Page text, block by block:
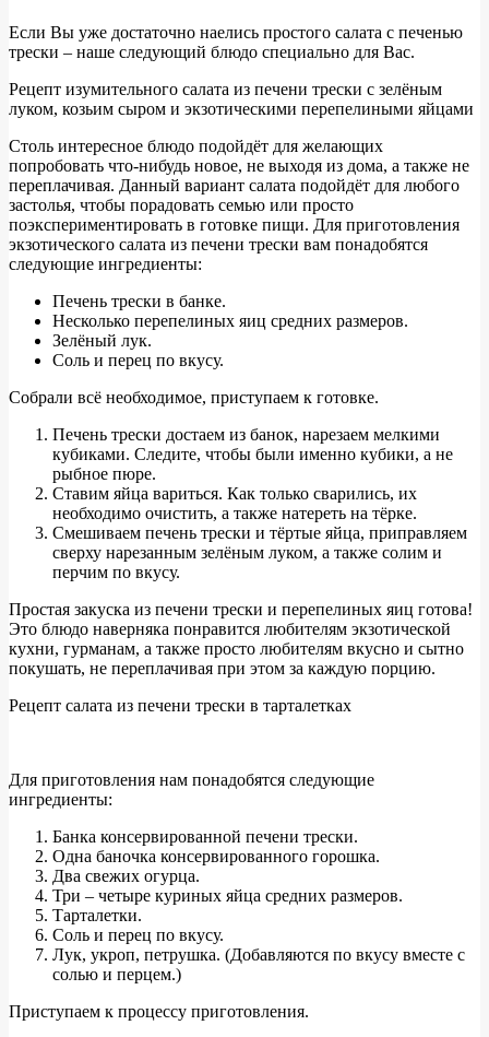
Если Вы уже достаточно наелись простого салата с печенью
трески – наше следующий блюдо специально для Вас.
Рецепт изумительного салата из печени трески с зелёным
луком, козьим сыром и экзотическими перепелиными яйцами
Столь интересное блюдо подойдёт для желающих
попробовать что-нибудь новое, не выходя из дома, а также не
переплачивая. Данный вариант салата подойдёт для любого
застолья, чтобы порадовать семью или просто
поэкспериментировать в готовке пищи. Для приготовления
экзотического салата из печени трески вам понадобятся
следующие ингредиенты:
Печень трески в банке.
Несколько перепелиных яиц средних размеров.
Зелёный лук.
Соль и перец по вкусу.
Собрали всё необходимое, приступаем к готовке.
Печень трески достаем из банок, нарезаем мелкими
кубиками. Следите, чтобы были именно кубики, а не
рыбное пюре.
Ставим яйца вариться. Как только сварились, их
необходимо очистить, а также натереть на тёрке.
Смешиваем печень трески и тёртые яйца, приправляем
сверху нарезанным зелёным луком, а также солим и
перчим по вкусу.
Простая закуска из печени трески и перепелиных яиц готова!
Это блюдо наверняка понравится любителям экзотической
кухни, гурманам, а также просто любителям вкусно и сытно
покушать, не переплачивая при этом за каждую порцию.
Рецепт салата из печени трески в тарталетках
Для приготовления нам понадобятся следующие
ингредиенты:
Банка консервированной печени трески.
Одна баночка консервированного горошка.
Два свежих огурца.
Три – четыре куриных яйца средних размеров.
Тарталетки.
Соль и перец по вкусу.
Лук, укроп, петрушка. (Добавляются по вкусу вместе с
солью и перцем.)
Приступаем к процессу приготовления.